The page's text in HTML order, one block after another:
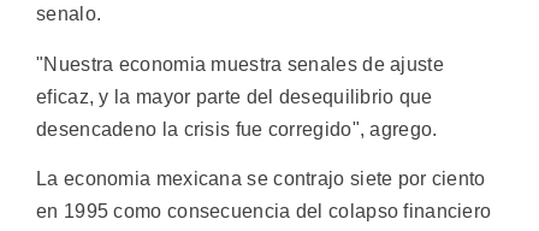
senalo.
"Nuestra economia muestra senales de ajuste
eficaz, y la mayor parte del desequilibrio que
desencadeno la crisis fue corregido", agrego.
La economia mexicana se contrajo siete por ciento
en 1995 como consecuencia del colapso financiero